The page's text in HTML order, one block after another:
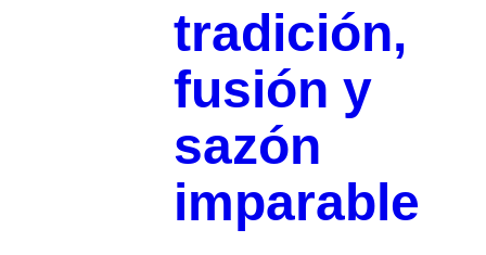
tradición,
fusión y
sazón
imparable